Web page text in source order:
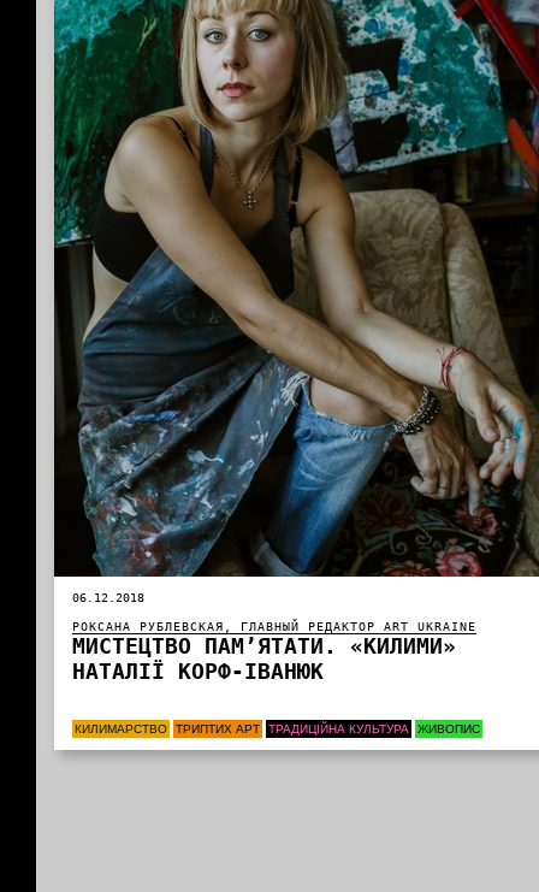
06.12.2018
РОКСАНА РУБЛЕВСКАЯ, ГЛАВНЫЙ РЕДАКТОР ART UKRAINE
МИСТЕЦТВО ПАМ’ЯТАТИ. «КИЛИМИ»
НАТАЛІЇ КОРФ-ІВАНЮК
КИЛИМАРСТВО ТРИПТИХ АРТ ТРАДИЦІЙНА КУЛЬТУРА ЖИВОПИС